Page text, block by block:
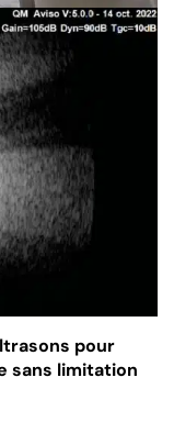
pour
sans limitation